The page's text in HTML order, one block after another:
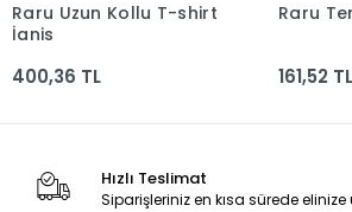
Sepete Ekle
Raru Uzun Kollu T-shirt
İgnis
400,36 TL
Raru
161,52 TL
Hızlı Teslimat
Siparişleriniz en kısa sürede elinize